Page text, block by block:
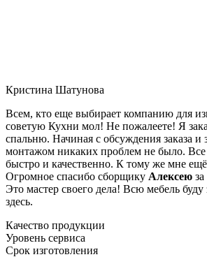
Кристина Шатунова
Всем, кто еще выбирает компанию для
советую Кухни мол! Не пожалеете! Я
спальню. Начиная с обсуждения заказа и
монтажом никаких проблем не было. Все
быстро и качественно. К тому же мне
Огромное спасибо сборщику Алексею
Это мастер своего дела! Всю мебель буду
здесь.
Качество продукции
Уровень сервиса
Срок изготовления